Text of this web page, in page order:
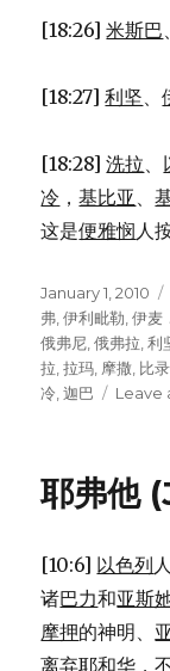
[18:26]米斯巴
[18:27]利坚、
[18:28]洗拉、
冷 ，基比亚 、
这是便雅悯人
Posted
on
January 1, 2010
弗 ,伊利毗勒 ,伊麦
俄弗尼 ,俄弗拉 ,利
拉 ,拉玛 摩撒 比录
冷 ,迦巴 Leave
耶弗他
[10:6] 以色列
诸巴力和亚斯
摩押的神明、
离弃耶和华，